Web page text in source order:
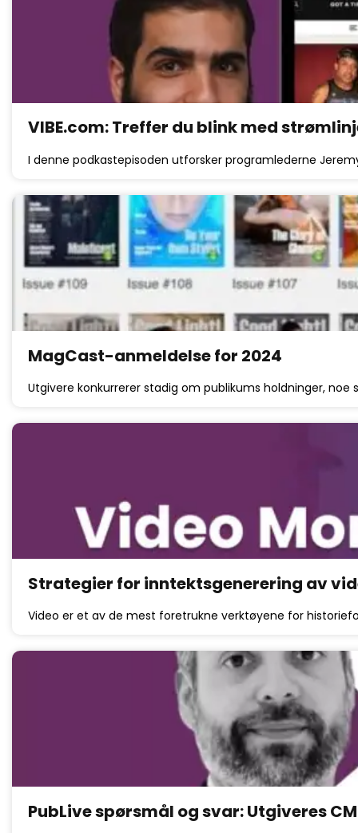
VIBE.com: Treffer du blink med
I denne podkastepisoden utforsker programlederne
MagCast-anmeldelse for 2024
Utgivere konkurrerer stadig om publikums holdninger, noe
Strategier for inntektsgenerering av
Video er et av de mest foretrukne verktøyene for
PubLive spørsmål og svar: Utgiveres